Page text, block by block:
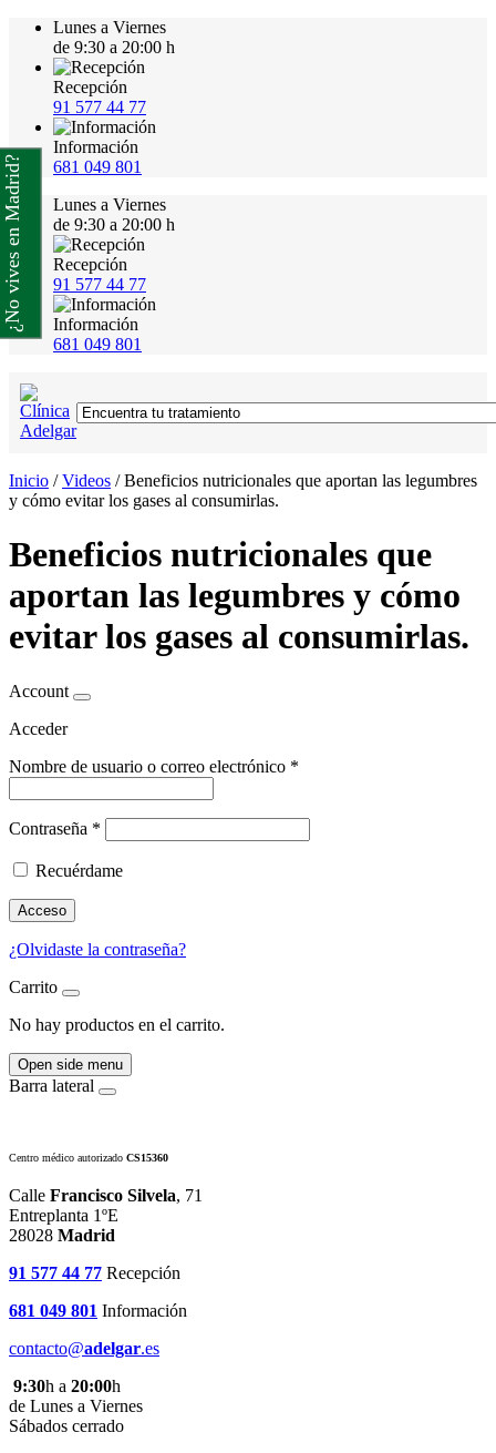
Lunes a Viernes
de 9:30 a 20:00 h
Recepción
91 577 44 77
Información
681 049 801
Lunes a Viernes
de 9:30 a 20:00 h
Recepción
91 577 44 77
Información
681 049 801
Inicio /Videos /Beneficios nutricionales que aportan las legumbres
y cómo evitar los gases al consumirlas.
Beneficios nutricionales que
aportan las legumbres y cómo
evitar los gases al consumirlas.
Account
Acceder
Nombre de usuario o correo electrónico *
Contraseña *
Recuérdame
Acceso
¿Olvidaste la contraseña?
Carrito
No hay productos en el carrito.
Open side menu
Barra lateral
Centro médico autorizado CS15360
Calle Francisco Silvela, 71
Entreplanta 1ºE
28028 Madrid
91 577 44 77 Recepción
681 049 801 Información
contacto@adelgar.es
9:30h a 20:00h
de Lunes a Viernes
Sábados cerrado
¿No vives en Madrid?